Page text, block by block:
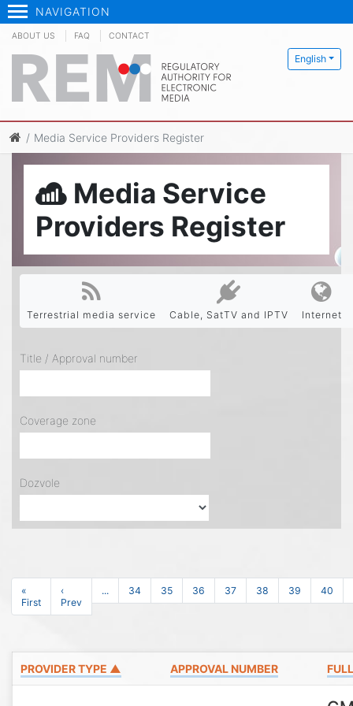
NAVIGATION
English
ABOUT US FAQ CONTACT
Media Service Providers Register
Media Service
Providers Register
Terrestrial media service Cable, SatTV and IPTV Internet
Title / Approval number
Coverage zone
Dozvole
«
First
‹
Prev
... 34 35 36 37 38 39 40
PROVIDER TYPE ▲ APPROVAL NUMBER